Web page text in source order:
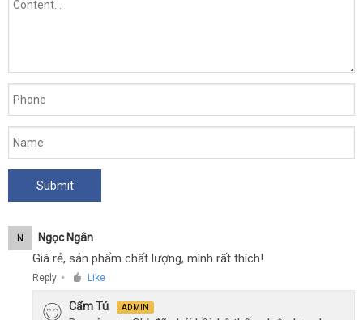
N Ngọc Ngân
Giá rẻ, sản phẩm chất lượng, mình rất thích!
Reply ● Like
Cẩm Tú ADMIN